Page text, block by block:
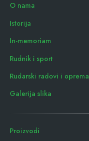
O nama
Istorija
In-memoriam
Rudnik i sport
Rudarski radovi i oprema
Galerija slika
Proizvodi